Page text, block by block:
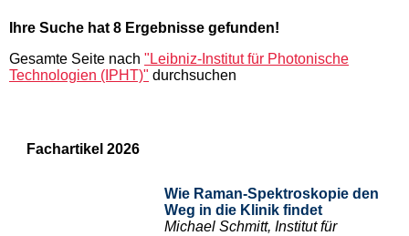
Ihre Suche hat 8 Ergebnisse gefunden!
Gesamte Seite nach "Leibniz-Institut für Photonische
Technologien (IPHT)" durchsuchen
Fachartikel 2026
Wie Raman-Spektroskopie den
Weg in die Klinik findet
Michael Schmitt, Institut für